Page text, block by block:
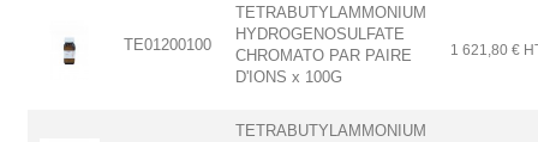
TE01200100
TETRABUTYLAMMONIUM
HYDROGENOSULFATE
CHROMATO PAR PAIRE
D'IONS x 100G
1 621,80 €
TETRABUTYLAMMONIUM